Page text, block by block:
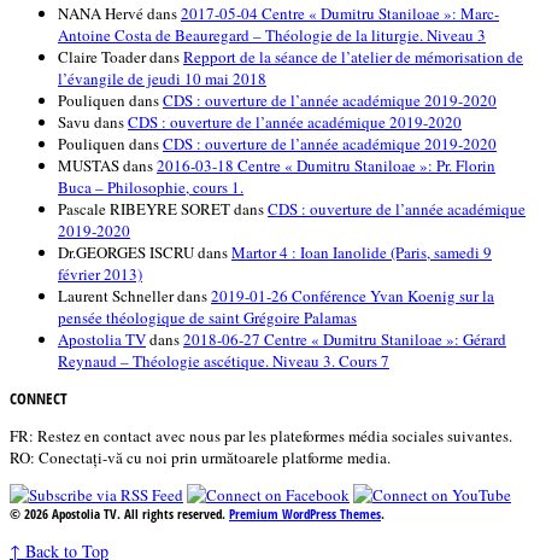
NANA Hervédans2017-05-04 Centre « Dumitru Staniloae »: Marc-
Antoine Costa de Beauregard – Théologie de la liturgie. Niveau 3
Claire ToaderdansRepport de la séance de l’atelier de mémorisation de
l’évangile de jeudi 10 mai 2018
Pouliquen dansCDS : ouverture de l’année académique 2019-2020
Savu dansCDS : ouverture de l’année académique 2019-2020
Pouliquen dansCDS : ouverture de l’année académique 2019-2020
MUSTASdans2016-03-18 Centre « Dumitru Staniloae »: Pr. Florin
Buca – Philosophie, cours 1.
Pascale RIBEYRE SORETdansCDS : ouverture de l’année académique
2019-2020
Dr.GEORGES ISCRUdansMartor 4 : Ioan Ianolide (Paris, samedi 9
février 2013)
Laurent Schnellerdans2019-01-26 Conférence Yvan Koenig sur la
pensée théologique de saint Grégoire Palamas
Apostolia TVdans2018-06-27 Centre « Dumitru Staniloae »: Gérard
Reynaud – Théologie ascétique. Niveau 3. Cours 7
CONNECT
FR: Restez en contact avec nous par les plateformes média sociales suivantes.
RO: Conectați-vă cu noi prin următoarele platforme media.
© 2026 Apostolia TV. All rights reserved. Premium WordPress Themes.
↑ Back to Top